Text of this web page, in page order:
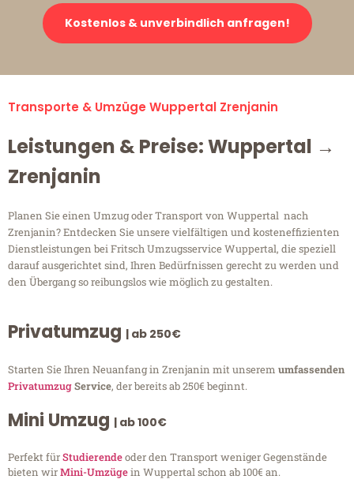
Kostenlos & unverbindlich anfragen!
Transporte & Umzüge Wuppertal Zrenjanin
Leistungen & Preise: Wuppertal →
Zrenjanin
Planen Sie einen Umzug oder Transport von Wuppertal nach
Zrenjanin? Entdecken Sie unsere vielfältigen und kosteneffizienten
Dienstleistungen bei Fritsch Umzugsservice Wuppertal, die speziell
darauf ausgerichtet sind, Ihren Bedürfnissen gerecht zu werden und
den Übergang so reibungslos wie möglich zu gestalten.
Privatumzug | ab 250€
Starten Sie Ihren Neuanfang in Zrenjanin mit unserem umfassenden
PrivatumzugService, der bereits ab 250€ beginnt.
Mini Umzug | ab 100€
Perfekt fürStudierendeoder den Transport weniger Gegenstände
bieten wirMini-Umzügein Wuppertal schon ab 100€ an.